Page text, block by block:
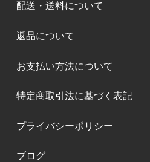
配送・送料について
返品について
お支払い方法について
特定商取引法に基づく表記
プライバシーポリシー
ブログ